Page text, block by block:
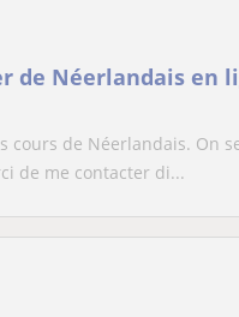
de Néerlandais en
cours de Néerlandais. On
de me contacter di...